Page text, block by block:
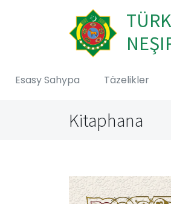
Esasy Sahypa Täzelikler
Kitaphana